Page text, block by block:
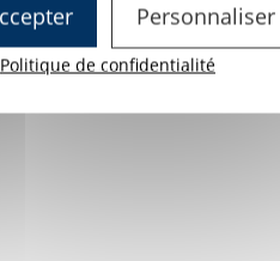
Personnaliser
Politique de confidentialité